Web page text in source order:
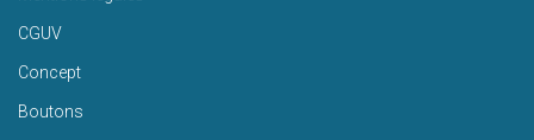
CGUV
Concept
Boutons